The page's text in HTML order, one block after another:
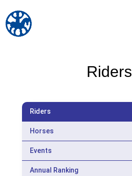
Riders
Riders
Horses
Events
Annual Ranking